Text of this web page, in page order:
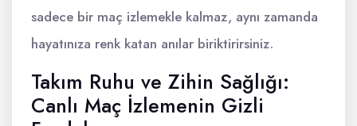
sadece bir maç izlemekle kalmaz, aynı zamanda
hayatınıza renk katan anılar biriktirirsiniz.
Takım Ruhu ve Zihin Sağlığı:
Canlı Maç İzlemenin Gizli